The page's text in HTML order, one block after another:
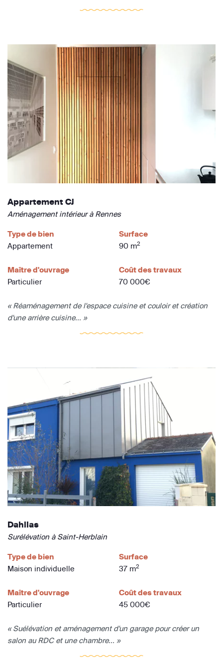
Appartement CJ
Aménagement intérieur à Rennes
Type de bien
Appartement
Surface
90 m2
Maître d'ouvrage
Particulier
Coût des travaux
70 000€
« Réaménagement de l'espace cuisine et couloir et création
d'une arrière cuisine... »
Dahlias
Surélévation à Saint-Herblain
Type de bien
Maison individuelle
Surface
37 m2
Maître d'ouvrage
Particulier
Coût des travaux
45 000€
« Suélévation et aménagement d'un garage pour créer un
salon au RDC et une chambre... »